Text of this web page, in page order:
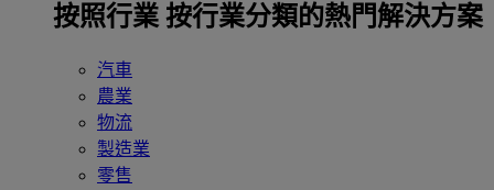
按照行業 按行業分類的熱門解決方案
汽車
農業
物流
製造業
零售